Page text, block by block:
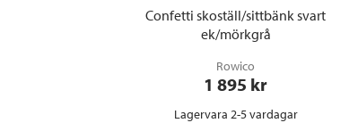
Confetti skoställ/sittbänk svart
ek/mörkgrå
Rowico
1 895 kr
Lagervara 2-5 vardagar